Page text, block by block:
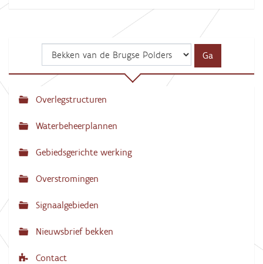
N
a
i
g
t
Overlegstructuren
Waterbeheerplannen
Gebiedsgerichte werking
Overstromingen
Signaalgebieden
Nieuwsbrief bekken
Contact